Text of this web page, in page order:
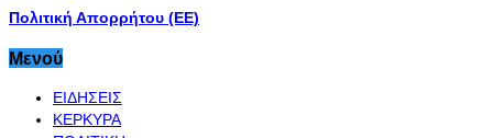
Πολιτική Απορρήτου (ΕΕ)
Μενού
ΕΙΔΗΣΕΙΣ
ΚΕΡΚΥΡΑ